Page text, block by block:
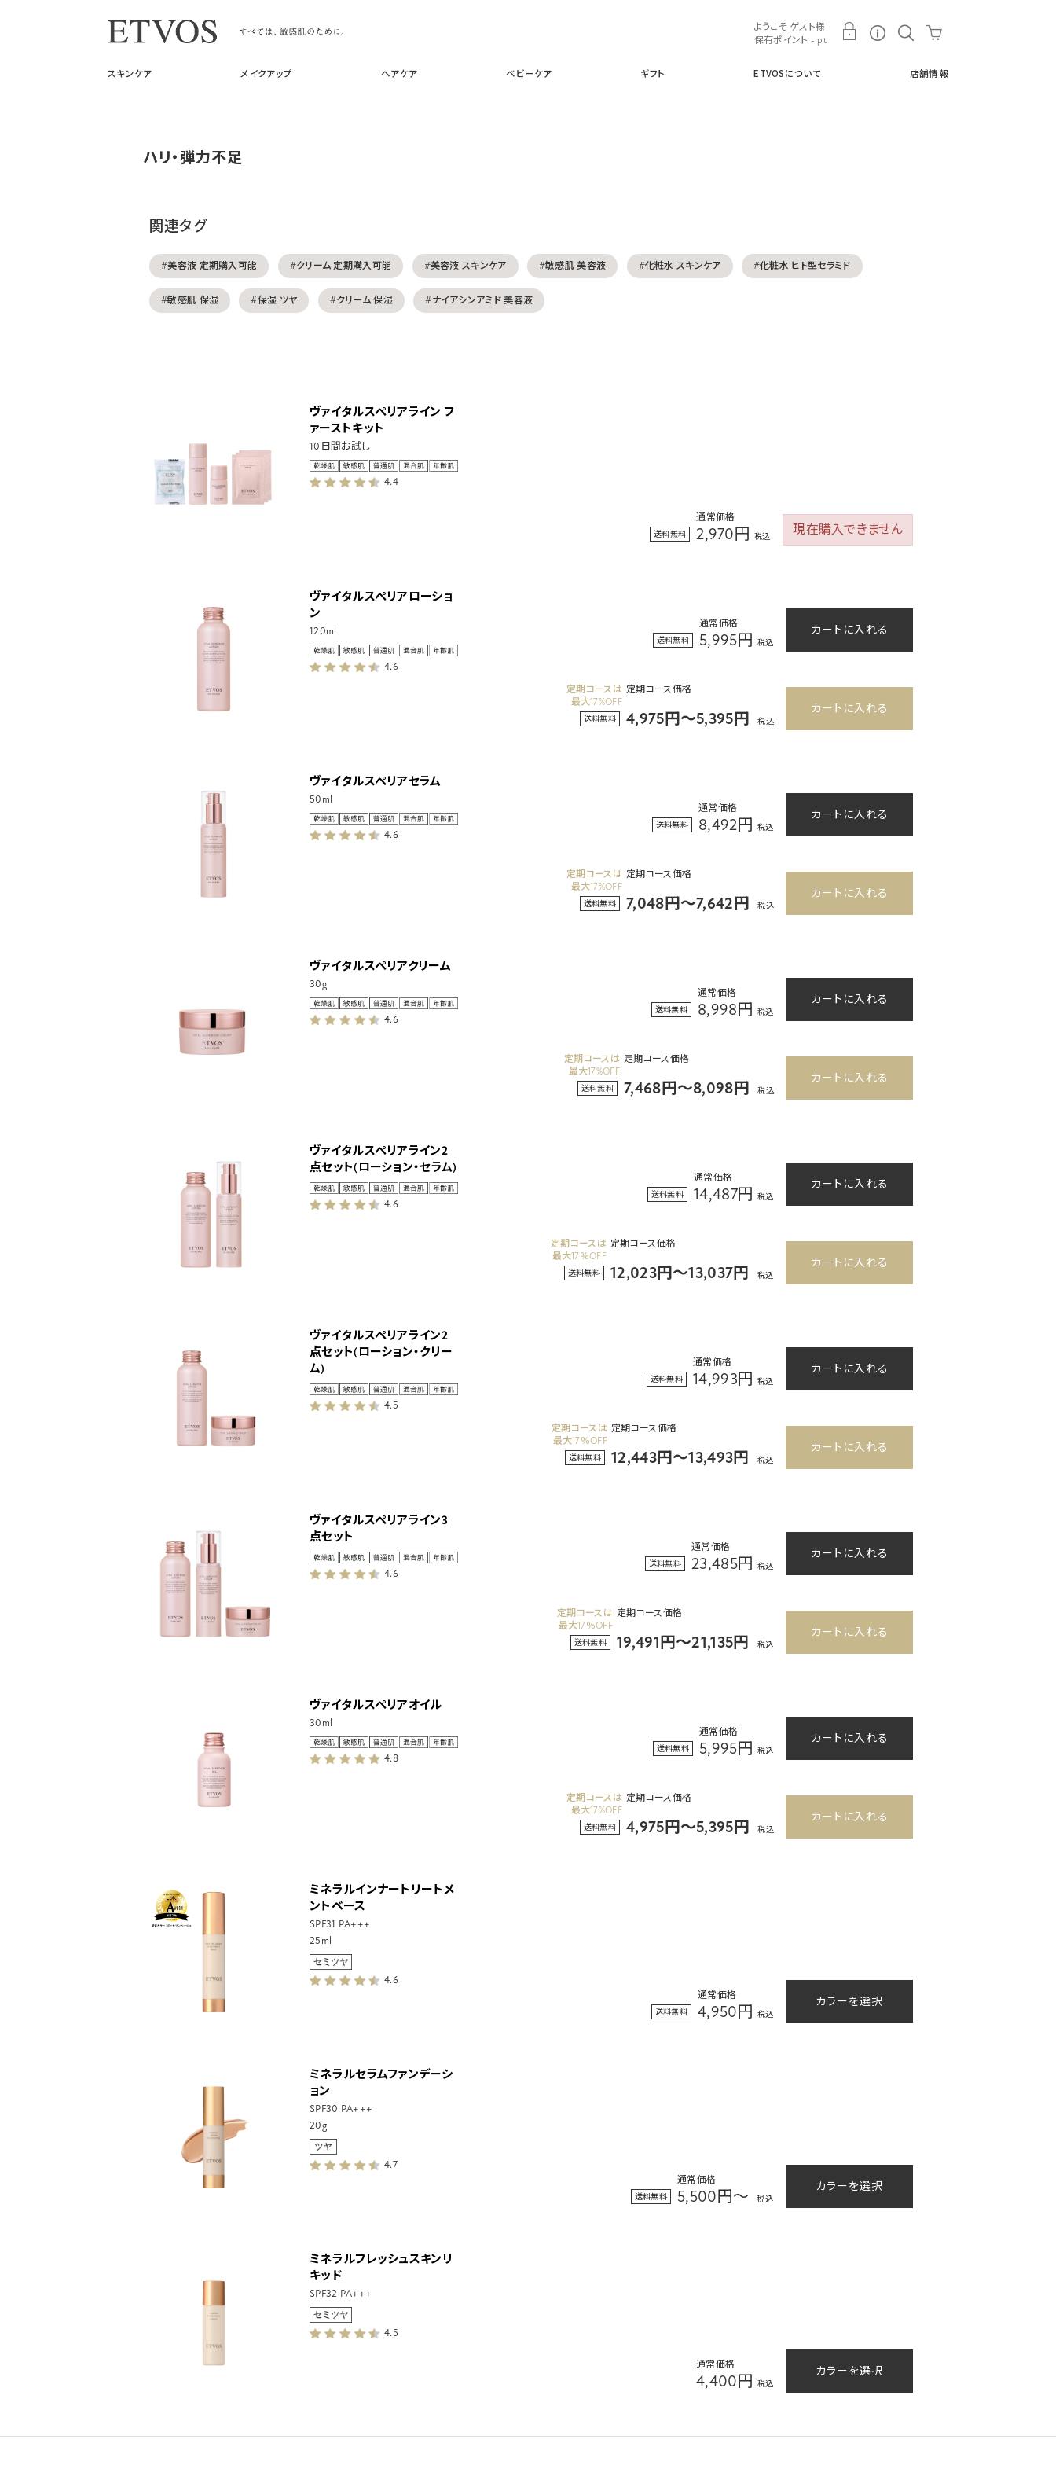
スキンケア メイクアップ ヘアケア ベビーケア ギフト ETVOSについて 店舗情報
ようこそ ゲスト様
保有ポイント - pt
ハリ・弾力不足
関連タグ
#美容液 定期購入可能 #クリーム 定期購入可能 #美容液 スキンケア #敏感肌 美容液 #化粧水 スキンケア #化粧水 ヒト型セラミド
#敏感肌 保湿 #保湿 ツヤ #クリーム 保湿 #ナイアシンアミド 美容液
ヴァイタルスペリアライン フ
ァーストキット
10日間お試し
4.4
通常価格
送料無料 2,970円 税込 現在購入できません
ヴァイタルスペリアローショ
ン
120ml
4.6
通常価格
送料無料 5,995円 税込
カートに入れる
定期コースは
最大17%OFF
定期コース価格
送料無料 4,975円～5,395円 税込
カートに入れる
ヴァイタルスペリアセラム
50ml
4.6
通常価格
送料無料 8,492円 税込
カートに入れる
定期コースは
最大17%OFF
定期コース価格
送料無料 7,048円～7,642円 税込
カートに入れる
ヴァイタルスペリアクリーム
30g
4.6
通常価格
送料無料 8,998円 税込
カートに入れる
定期コースは
最大17%OFF
定期コース価格
送料無料 7,468円～8,098円 税込
カートに入れる
ヴァイタルスペリアライン2
点セット(ローション・セラム)
4.6
通常価格
送料無料 14,487円 税込
カートに入れる
定期コースは
最大17％OFF
定期コース価格
送料無料 12,023円～13,037円 税込
カートに入れる
ヴァイタルスペリアライン2
点セット(ローション・クリー
ム)
4.5
通常価格
送料無料 14,993円 税込
カートに入れる
定期コースは
最大17％OFF
定期コース価格
送料無料 12,443円～13,493円 税込
カートに入れる
ヴァイタルスペリアライン3
点セット
4.6
通常価格
送料無料 23,485円 税込
カートに入れる
定期コースは
最大17％OFF
定期コース価格
送料無料 19,491円～21,135円 税込
カートに入れる
ヴァイタルスペリアオイル
30ml
4.8
通常価格
送料無料 5,995円 税込
カートに入れる
定期コースは
最大17%OFF
定期コース価格
送料無料 4,975円～5,395円 税込
カートに入れる
ミネラルインナートリートメ
ントベース
SPF31 PA+++
25ml
4.6
通常価格
送料無料 4,950円 税込
カラーを選択
ミネラルセラムファンデーシ
ョン
SPF30 PA+++
20g
4.7
通常価格
送料無料 5,500円～ 税込
カラーを選択
ミネラルフレッシュスキンリ
キッド
SPF32 PA+++
4.5
通常価格
4,400円 税込
カラーを選択